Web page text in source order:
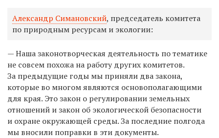
Александр Симановский, председатель комитета
по природным ресурсам и экологии:
— Наша законотворческая деятельность по тематике
не совсем похожа на работу других комитетов.
За предыдущие годы мы приняли два закона,
которые во многом являются основополагающими
для края. Это закон о регулировании земельных
отношений и закон об экологической безопасности
и охране окружающей среды. За последние полгода
мы вносили поправки в эти документы.